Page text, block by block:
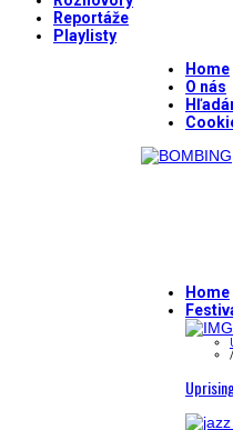
Reportáže
Playlisty
Home
O nás
Home
/